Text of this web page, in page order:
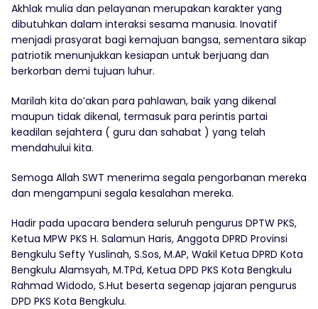
Akhlak mulia dan pelayanan merupakan karakter yang
dibutuhkan dalam interaksi sesama manusia. Inovatif
menjadi prasyarat bagi kemajuan bangsa, sementara sikap
patriotik menunjukkan kesiapan untuk berjuang dan
berkorban demi tujuan luhur.
Marilah kita do’akan para pahlawan, baik yang dikenal
maupun tidak dikenal, termasuk para perintis partai
keadilan sejahtera ( guru dan sahabat ) yang telah
mendahului kita.
Semoga Allah SWT menerima segala pengorbanan mereka
dan mengampuni segala kesalahan mereka.
Hadir pada upacara bendera seluruh pengurus DPTW PKS,
Ketua MPW PKS H. Salamun Haris, Anggota DPRD Provinsi
Bengkulu Sefty Yuslinah, S.Sos, M.AP, Wakil Ketua DPRD Kota
Bengkulu Alamsyah, M.TPd, Ketua DPD PKS Kota Bengkulu
Rahmad Widodo, S.Hut beserta segenap jajaran pengurus
DPD PKS Kota Bengkulu.